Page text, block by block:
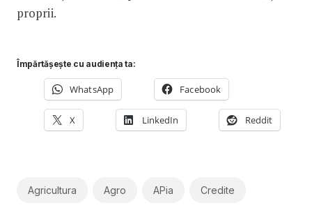
proprii.
Împărtășește cu audiența ta:
WhatsApp Facebook
X LinkedIn Reddit
Agricultura Agro APia Credite